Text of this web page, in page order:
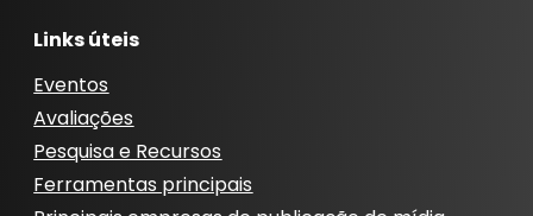
Links úteis
Eventos
Avaliações
Pesquisa e Recursos
Ferramentas principais